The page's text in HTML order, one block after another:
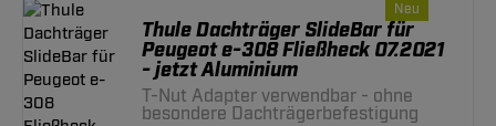
Neu
Thule Dachträger SlideBar für
Peugeot e-308 Fließheck 07.2021
- jetzt Aluminium
T-Nut Adapter verwendbar - ohne
besondere Dachträgerbefestigung